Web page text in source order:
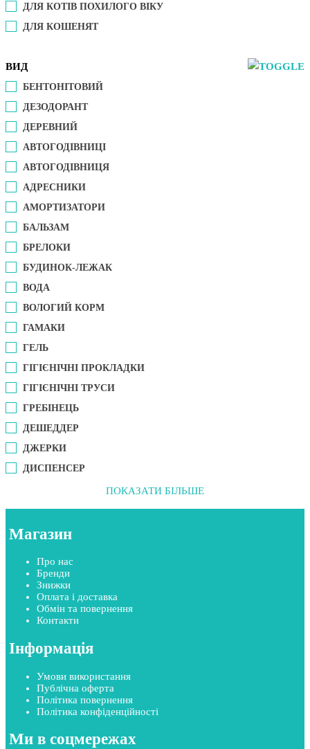
ДЛЯ КОТІВ ПОХИЛОГО ВІКУ
ДЛЯ КОШЕНЯТ
ВИД
БЕНТОНІТОВИЙ
ДЕЗОДОРАНТ
ДЕРЕВНИЙ
АВТОГОДІВНИЦІ
АВТОГОДІВНИЦЯ
АДРЕСНИКИ
АМОРТИЗАТОРИ
БАЛЬЗАМ
БРЕЛОКИ
БУДИНОК-ЛЕЖАК
ВОДА
ВОЛОГИЙ КОРМ
ГАМАКИ
ГЕЛЬ
ГІГІЄНІЧНІ ПРОКЛАДКИ
ГІГІЄНІЧНІ ТРУСИ
ГРЕБІНЕЦЬ
ДЕШЕДДЕР
ДЖЕРКИ
ДИСПЕНСЕР
ПОКАЗАТИ БІЛЬШЕ
Магазин
Про нас
Бренди
Знижки
Оплата і доставка
Обмін та повернення
Контакти
Інформація
Умови використання
Публічна оферта
Політика повернення
Політика конфіденційності
Ми в соцмережах